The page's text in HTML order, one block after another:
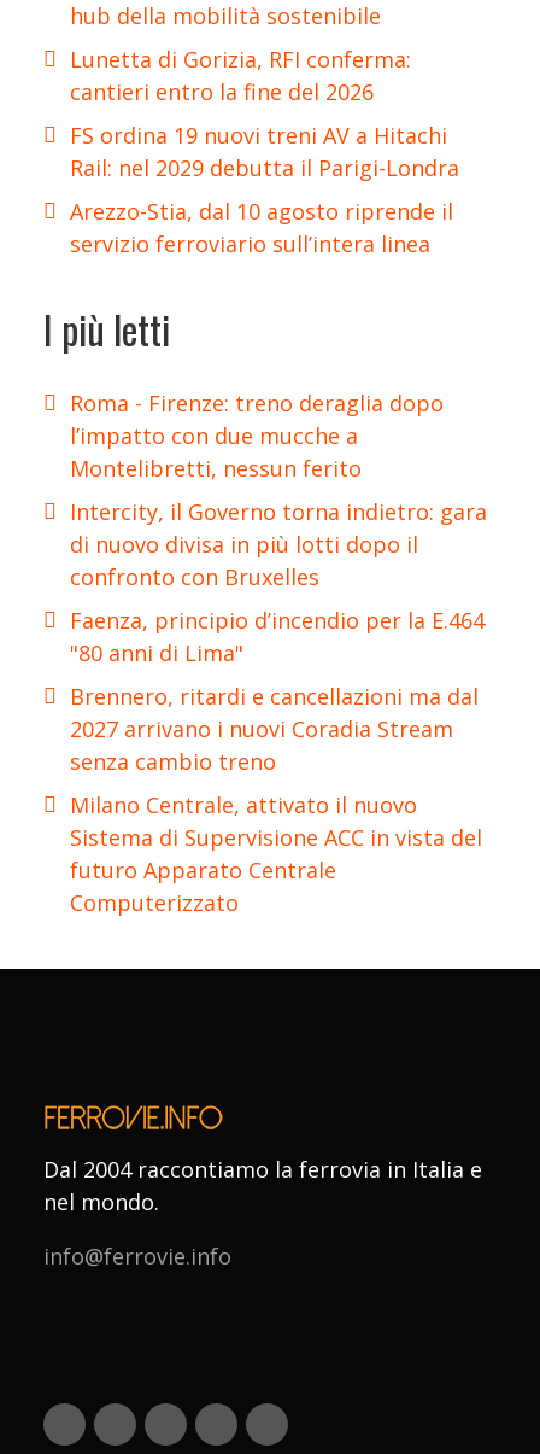
hub della mobilità sostenibile
Lunetta di Gorizia, RFI conferma:
cantieri entro la fine del 2026
FS ordina 19 nuovi treni AV a Hitachi
Rail: nel 2029 debutta il Parigi-Londra
Arezzo-Stia, dal 10 agosto riprende il
servizio ferroviario sull’intera linea
I più letti
Roma - Firenze: treno deraglia dopo
l’impatto con due mucche a
Montelibretti, nessun ferito
Intercity, il Governo torna indietro: gara
di nuovo divisa in più lotti dopo il
confronto con Bruxelles
Faenza, principio d’incendio per la E.464
"80 anni di Lima"
Brennero, ritardi e cancellazioni ma dal
2027 arrivano i nuovi Coradia Stream
senza cambio treno
Milano Centrale, attivato il nuovo
Sistema di Supervisione ACC in vista del
futuro Apparato Centrale
Computerizzato
Dal 2004 raccontiamo la ferrovia in Italia e
nel mondo.
info@ferrovie.info